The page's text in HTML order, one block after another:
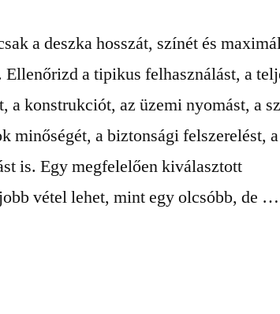
a deszka hosszát, színét és
Ellenőrizd a tipikus felhasználást, a
a konstrukciót, az üzemi nyomást, a
minőségét, a biztonsági felszerelést,
is. Egy megfelelően kiválasztott
vétel lehet, mint egy olcsóbb, de …